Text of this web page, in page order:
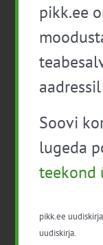
K
pikk.ee
aadressil
Soovi
lugeda
teekond
pikk.ee
uudiskirja.